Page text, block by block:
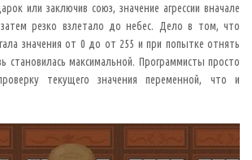
или заключив союз, значение агрессии вначале
резко взлетало до небес. Дело в том, что
значения от 0 до от 255 и при попытке отнять
становилась максимальной. Программисты просто
текущего значения переменной, что и